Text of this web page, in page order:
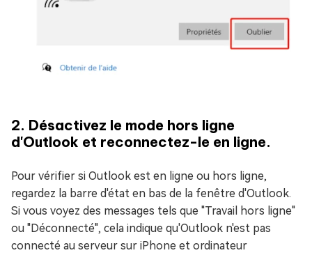
2. Désactivez le mode hors ligne
d'Outlook et reconnectez-le en ligne.
Pour vérifier si Outlook est en ligne ou hors ligne,
regardez la barre d'état en bas de la fenêtre d'Outlook.
Si vous voyez des messages tels que "Travail hors ligne"
ou "Déconnecté", cela indique qu'Outlook n'est pas
connecté au serveur sur iPhone et ordinateur